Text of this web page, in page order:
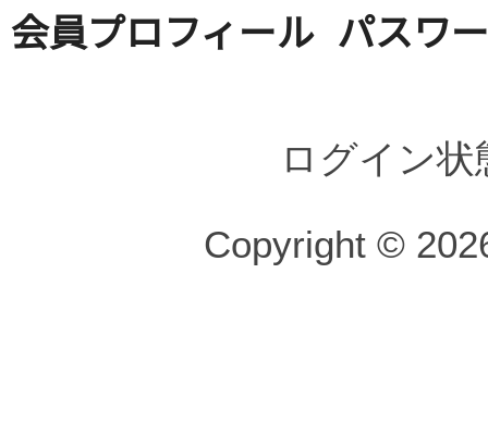
会員プロフィール パスワ
ログイン
Copyright ©